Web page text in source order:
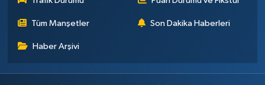
Tüm Manşetler Son Dakika Haberleri
Haber Arşivi